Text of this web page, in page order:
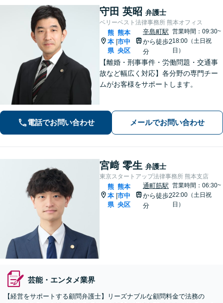
守田 英昭 弁護士
ベリーベスト法律事務所 熊本オフィス
熊
本
県
|
熊本
市中
央区
辛島町駅
から徒歩2
分
営業時間：09:30~
18:00（土日祝
日）
【離婚・刑事事件・労働問題・交通事
故など幅広く対応】各分野の専門チー
ムがお客様をサポートします。
電話でお問い合わせ メールでお問い合わせ
宮﨑 零生 弁護士
東京スタートアップ法律事務所 熊本支店
熊
本
県
|
熊本
市中
央区
通町筋駅
から徒歩2
分
営業時間：06:30~
22:00（土日祝
日）
芸能・エンタメ業界
【経営をサポートする顧問弁護士】リーズナブルな顧問料金で法務の